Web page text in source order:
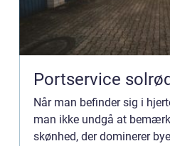
Portservice solrød
Når man befinder sig i
man ikke undgå at
skønhed, der dominerer